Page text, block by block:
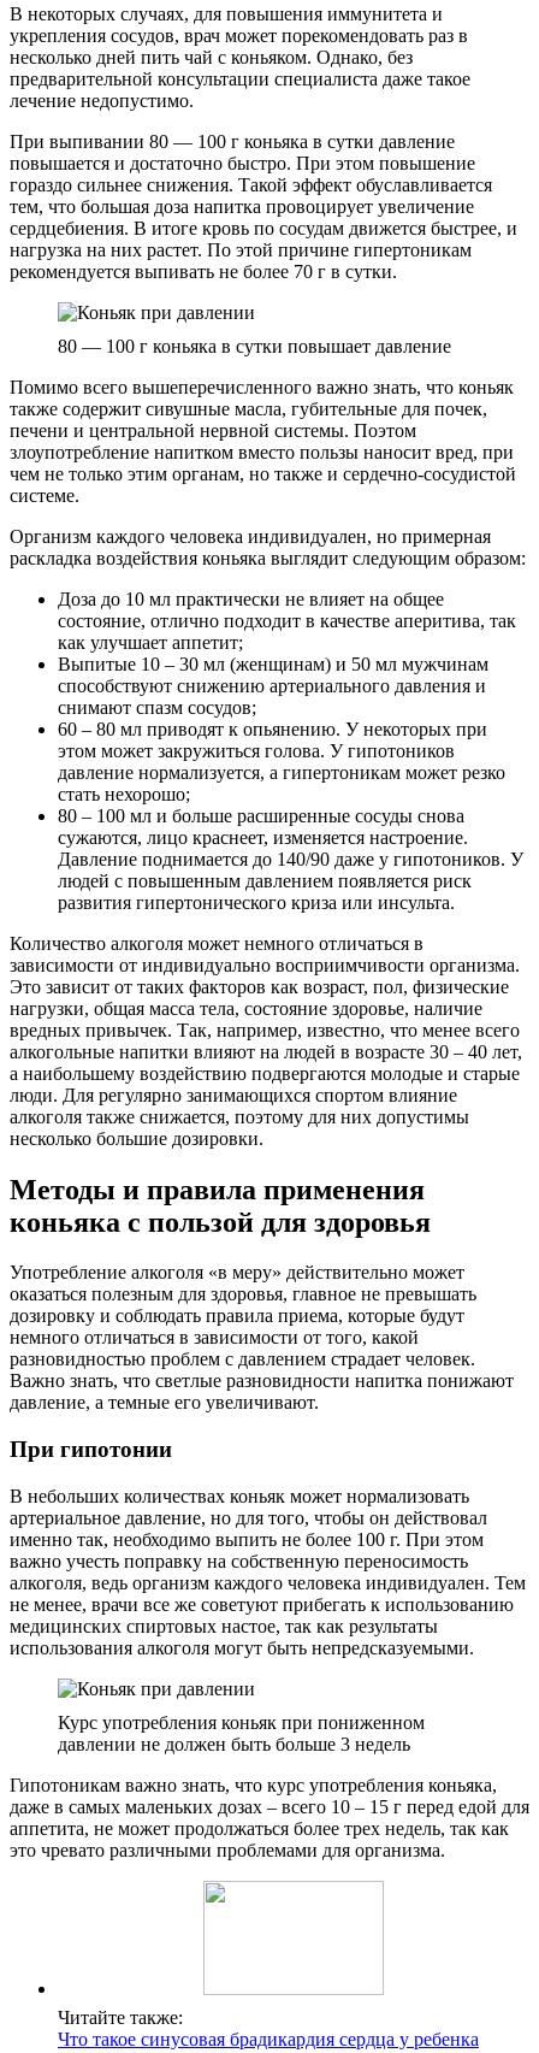
В некоторых случаях, для повышения иммунитета и
укрепления сосудов, врач может порекомендовать раз в
несколько дней пить чай с коньяком. Однако, без
предварительной консультации специалиста даже такое
лечение недопустимо.
При выпивании 80 — 100 г коньяка в сутки давление
повышается и достаточно быстро. При этом повышение
гораздо сильнее снижения. Такой эффект обуславливается
тем, что большая доза напитка провоцирует увеличение
сердцебиения. В итоге кровь по сосудам движется быстрее, и
нагрузка на них растет. По этой причине гипертоникам
рекомендуется выпивать не более 70 г в сутки.
80 — 100 г коньяка в сутки повышает давление
Помимо всего вышеперечисленного важно знать, что коньяк
также содержит сивушные масла, губительные для почек,
печени и центральной нервной системы. Поэтом
злоупотребление напитком вместо пользы наносит вред, при
чем не только этим органам, но также и сердечно-сосудистой
системе.
Организм каждого человека индивидуален, но примерная
раскладка воздействия коньяка выглядит следующим образом:
Доза до 10 мл практически не влияет на общее
состояние, отлично подходит в качестве аперитива, так
как улучшает аппетит;
Выпитые 10 – 30 мл (женщинам) и 50 мл мужчинам
способствуют снижению артериального давления и
снимают спазм сосудов;
60 – 80 мл приводят к опьянению. У некоторых при
этом может закружиться голова. У гипотоников
давление нормализуется, а гипертоникам может резко
стать нехорошо;
80 – 100 мл и больше расширенные сосуды снова
сужаются, лицо краснеет, изменяется настроение.
Давление поднимается до 140/90 даже у гипотоников. У
людей с повышенным давлением появляется риск
развития гипертонического криза или инсульта.
Количество алкоголя может немного отличаться в
зависимости от индивидуально восприимчивости организма.
Это зависит от таких факторов как возраст, пол, физические
нагрузки, общая масса тела, состояние здоровье, наличие
вредных привычек. Так, например, известно, что менее всего
алкогольные напитки влияют на людей в возрасте 30 – 40 лет,
а наибольшему воздействию подвергаются молодые и старые
люди. Для регулярно занимающихся спортом влияние
алкоголя также снижается, поэтому для них допустимы
несколько большие дозировки.
Методы и правила применения
коньяка с пользой для здоровья
Употребление алкоголя «в меру» действительно может
оказаться полезным для здоровья, главное не превышать
дозировку и соблюдать правила приема, которые будут
немного отличаться в зависимости от того, какой
разновидностью проблем с давлением страдает человек.
Важно знать, что светлые разновидности напитка понижают
давление, а темные его увеличивают.
При гипотонии
В небольших количествах коньяк может нормализовать
артериальное давление, но для того, чтобы он действовал
именно так, необходимо выпить не более 100 г. При этом
важно учесть поправку на собственную переносимость
алкоголя, ведь организм каждого человека индивидуален. Тем
не менее, врачи все же советуют прибегать к использованию
медицинских спиртовых настое, так как результаты
использования алкоголя могут быть непредсказуемыми.
Курс употребления коньяк при пониженном
давлении не должен быть больше 3 недель
Гипотоникам важно знать, что курс употребления коньяка,
даже в самых маленьких дозах – всего 10 – 15 г перед едой для
аппетита, не может продолжаться более трех недель, так как
это чревато различными проблемами для организма.
Читайте также:
Что такое синусовая брадикардия сердца у ребенка